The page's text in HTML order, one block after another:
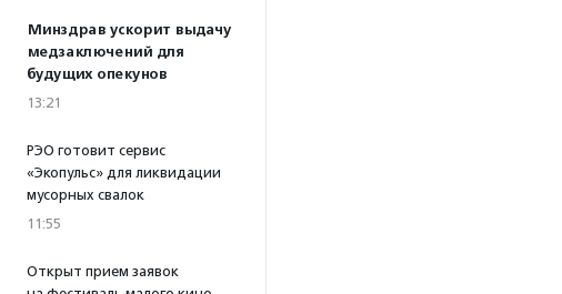
Минздрав ускорит выдачу
медзаключений для
будущих опекунов
13:21
РЭО готовит сервис
«Экопульс» для ликвидации
мусорных свалок
11:55
Открыт прием заявок